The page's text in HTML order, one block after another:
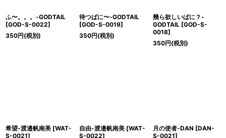
ふ〜。。。-GODTAIL
[GOD-S-0022]
350円(税別)
待つばに〜-GODTAIL
[GOD-S-0019]
350円(税別)
幾ら欲しいばに？-
GODTAIL [GOD-S-
0018]
350円(税別)
希望-渡邉帆南美 [WAT-
S-0021]
自由-渡邉帆南美 [WAT-
S-0022]
月の使者-DAN [DAN-
S-0021]